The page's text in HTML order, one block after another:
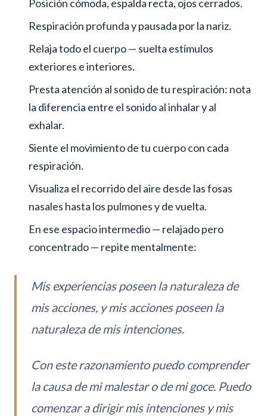
Posición cómoda, espalda recta, ojos cerrados.
Respiración profunda y pausada por la nariz.
Relaja todo el cuerpo — suelta estímulos
exteriores e interiores.
Presta atención al sonido de tu respiración: nota
la diferencia entre el sonido al inhalar y al
exhalar.
Siente el movimiento de tu cuerpo con cada
respiración.
Visualiza el recorrido del aire desde las fosas
nasales hasta los pulmones y de vuelta.
En ese espacio intermedio — relajado pero
concentrado — repite mentalmente:
Mis experiencias poseen la naturaleza de
mis acciones, y mis acciones poseen la
naturaleza de mis intenciones.
Con este razonamiento puedo comprender
la causa de mi malestar o de mi goce. Puedo
comenzar a dirigir mis intenciones y mis